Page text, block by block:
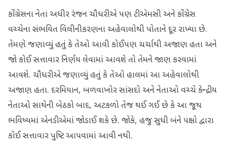
કોંગ્રેસના નેતા અધીર રંજન ચૌધરીએ પણ ટીએમસી અને કોંગ્રેસ
વચ્ચેના સંભવિત વિલીનીકરણના અહેવાલોથી પોતાને દૂર રાખ્યા છે.
તેમણે જણાવ્યું હતું કે તેઓ આવી કોઈપણ ચર્ચાથી અજાણ હતા અને
જો કોઈ સત્તાવાર નિર્ણય લેવામાં આવશે તો તેમને જાણ કરવામાં
આવશે. ચૌધરીએ જણાવ્યું હતું કે તેઓ હાલમાં આ અહેવાલોથી
અજાણ હતા. દરમિયાન, બળવાખોર સાંસદો અને નેતાઓ વચ્ચે કેન્દ્રીય
નેતાઓ સાથેની બેઠકો બાદ, અટકળો તેજ થઈ ગઈ છે કે આ જૂથ
ભવિષ્યમાં એનડીએમાં જોડાઈ શકે છે. જોકે, હજુ સુધી બંને પક્ષો દ્વારા
કોઈ સત્તાવાર પુષ્ટિ આપવામાં આવી નથી.